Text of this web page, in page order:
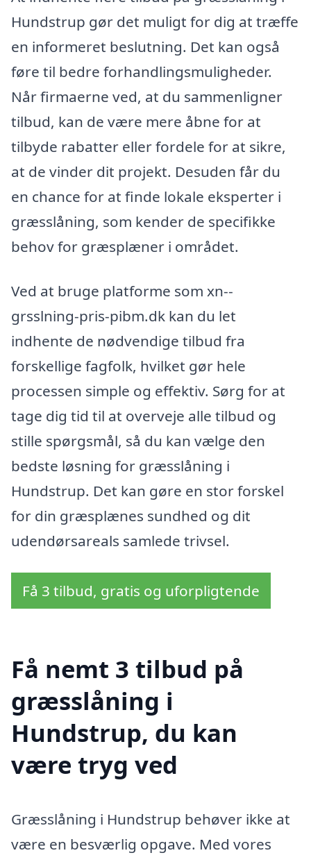
Hundstrup gør det muligt for dig at træffe
en informeret beslutning. Det kan også
føre til bedre forhandlingsmuligheder.
Når firmaerne ved, at du sammenligner
tilbud, kan de være mere åbne for at
tilbyde rabatter eller fordele for at sikre,
at de vinder dit projekt. Desuden får du
en chance for at finde lokale eksperter i
græsslåning, som kender de specifikke
behov for græsplæner i området.
Ved at bruge platforme som xn--
grsslning-pris-pibm.dk kan du let
indhente de nødvendige tilbud fra
forskellige fagfolk, hvilket gør hele
processen simple og effektiv. Sørg for at
tage dig tid til at overveje alle tilbud og
stille spørgsmål, så du kan vælge den
bedste løsning for græsslåning i
Hundstrup. Det kan gøre en stor forskel
for din græsplænes sundhed og dit
udendørsareals samlede trivsel.
Få 3 tilbud, gratis og uforpligtende
Få nemt 3 tilbud på
græsslåning i
Hundstrup, du kan
være tryg ved
Græsslåning i Hundstrup behøver ikke at
være en besværlig opgave. Med vores